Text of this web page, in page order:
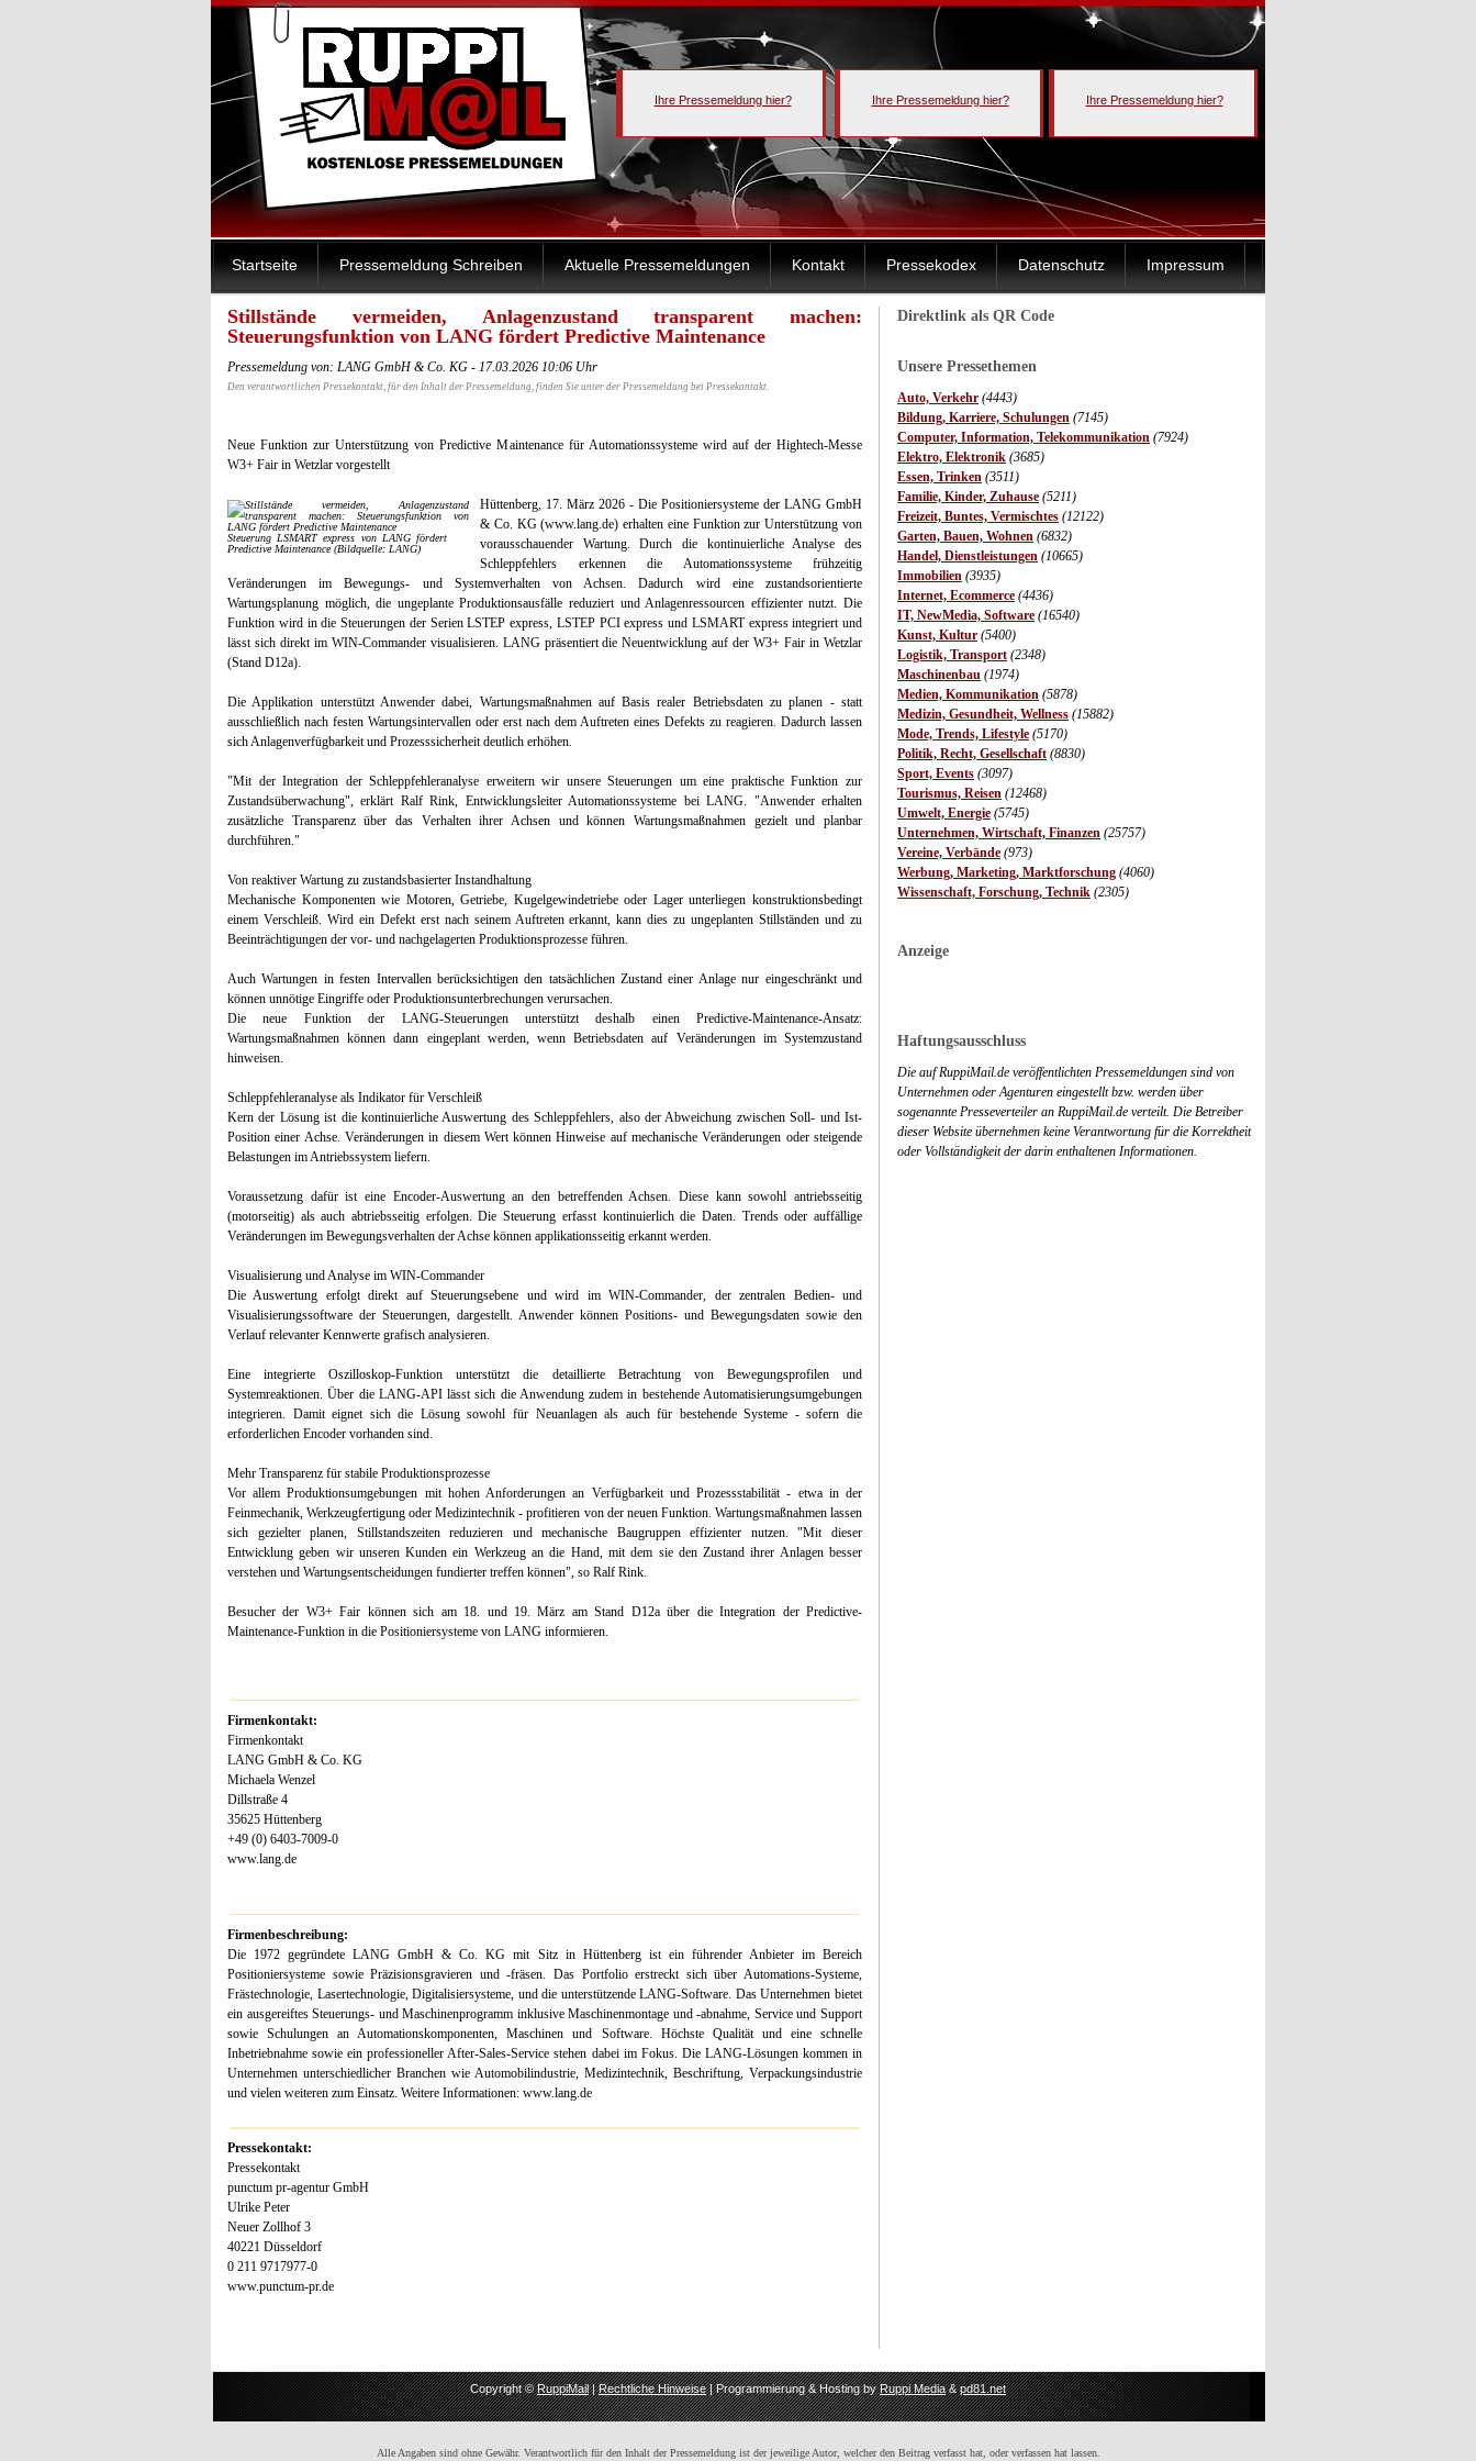
Ihre Pressemeldung hier? Ihre Pressemeldung hier? Ihre Pressemeldung hier?
Startseite Pressemeldung Schreiben Aktuelle Pressemeldungen Kontakt Pressekodex Datenschutz Impressum
Direktlink als QR Code
Unsere Pressethemen
Auto, Verkehr (4443)
Bildung, Karriere, Schulungen (7145)
Computer, Information, Telekommunikation (7924)
Elektro, Elektronik (3685)
Essen, Trinken (3511)
Familie, Kinder, Zuhause (5211)
Freizeit, Buntes, Vermischtes (12122)
Garten, Bauen, Wohnen (6832)
Handel, Dienstleistungen (10665)
Immobilien (3935)
Internet, Ecommerce (4436)
IT, NewMedia, Software (16540)
Kunst, Kultur (5400)
Logistik, Transport (2348)
Maschinenbau (1974)
Medien, Kommunikation (5878)
Medizin, Gesundheit, Wellness (15882)
Mode, Trends, Lifestyle (5170)
Politik, Recht, Gesellschaft (8830)
Sport, Events (3097)
Tourismus, Reisen (12468)
Umwelt, Energie (5745)
Unternehmen, Wirtschaft, Finanzen (25757)
Vereine, Verbände (973)
Werbung, Marketing, Marktforschung (4060)
Wissenschaft, Forschung, Technik (2305)
Anzeige
Haftungsausschluss
Die auf RuppiMail.de veröffentlichten Pressemeldungen sind von
Unternehmen oder Agenturen eingestellt bzw. werden über
sogenannte Presseverteiler an RuppiMail.de verteilt. Die Betreiber
dieser Website übernehmen keine Verantwortung für die Korrektheit
oder Vollständigkeit der darin enthaltenen Informationen.
Stillstände vermeiden, Anlagenzustand transparent machen:
Steuerungsfunktion von LANG fördert Predictive Maintenance
Pressemeldung von: LANG GmbH & Co. KG - 17.03.2026 10:06 Uhr
Den verantwortlichen Pressekontakt, für den Inhalt der Pressemeldung, finden Sie unter der Pressemeldung bei Pressekontakt.
Neue Funktion zur Unterstützung von Predictive Maintenance für Automationssysteme wird auf der Hightech-Messe
W3+ Fair in Wetzlar vorgestellt
Steuerung LSMART express von LANG fördert
Predictive Maintenance (Bildquelle: LANG)
Hüttenberg, 17. März 2026 - Die Positioniersysteme der LANG GmbH
& Co. KG (www.lang.de) erhalten eine Funktion zur Unterstützung von
vorausschauender Wartung. Durch die kontinuierliche Analyse des
Schleppfehlers erkennen die Automationssysteme frühzeitig
Veränderungen im Bewegungs- und Systemverhalten von Achsen. Dadurch wird eine zustandsorientierte
Wartungsplanung möglich, die ungeplante Produktionsausfälle reduziert und Anlagenressourcen effizienter nutzt. Die
Funktion wird in die Steuerungen der Serien LSTEP express, LSTEP PCI express und LSMART express integriert und
lässt sich direkt im WIN-Commander visualisieren. LANG präsentiert die Neuentwicklung auf der W3+ Fair in Wetzlar
(Stand D12a).
Die Applikation unterstützt Anwender dabei, Wartungsmaßnahmen auf Basis realer Betriebsdaten zu planen - statt
ausschließlich nach festen Wartungsintervallen oder erst nach dem Auftreten eines Defekts zu reagieren. Dadurch lassen
sich Anlagenverfügbarkeit und Prozesssicherheit deutlich erhöhen.
"Mit der Integration der Schleppfehleranalyse erweitern wir unsere Steuerungen um eine praktische Funktion zur
Zustandsüberwachung", erklärt Ralf Rink, Entwicklungsleiter Automationssysteme bei LANG. "Anwender erhalten
zusätzliche Transparenz über das Verhalten ihrer Achsen und können Wartungsmaßnahmen gezielt und planbar
durchführen."
Von reaktiver Wartung zu zustandsbasierter Instandhaltung
Mechanische Komponenten wie Motoren, Getriebe, Kugelgewindetriebe oder Lager unterliegen konstruktionsbedingt
einem Verschleiß. Wird ein Defekt erst nach seinem Auftreten erkannt, kann dies zu ungeplanten Stillständen und zu
Beeinträchtigungen der vor- und nachgelagerten Produktionsprozesse führen.
Auch Wartungen in festen Intervallen berücksichtigen den tatsächlichen Zustand einer Anlage nur eingeschränkt und
können unnötige Eingriffe oder Produktionsunterbrechungen verursachen.
Die neue Funktion der LANG-Steuerungen unterstützt deshalb einen Predictive-Maintenance-Ansatz:
Wartungsmaßnahmen können dann eingeplant werden, wenn Betriebsdaten auf Veränderungen im Systemzustand
hinweisen.
Schleppfehleranalyse als Indikator für Verschleiß
Kern der Lösung ist die kontinuierliche Auswertung des Schleppfehlers, also der Abweichung zwischen Soll- und Ist-
Position einer Achse. Veränderungen in diesem Wert können Hinweise auf mechanische Veränderungen oder steigende
Belastungen im Antriebssystem liefern.
Voraussetzung dafür ist eine Encoder-Auswertung an den betreffenden Achsen. Diese kann sowohl antriebsseitig
(motorseitig) als auch abtriebsseitig erfolgen. Die Steuerung erfasst kontinuierlich die Daten. Trends oder auffällige
Veränderungen im Bewegungsverhalten der Achse können applikationsseitig erkannt werden.
Visualisierung und Analyse im WIN-Commander
Die Auswertung erfolgt direkt auf Steuerungsebene und wird im WIN-Commander, der zentralen Bedien- und
Visualisierungssoftware der Steuerungen, dargestellt. Anwender können Positions- und Bewegungsdaten sowie den
Verlauf relevanter Kennwerte grafisch analysieren.
Eine integrierte Oszilloskop-Funktion unterstützt die detaillierte Betrachtung von Bewegungsprofilen und
Systemreaktionen. Über die LANG-API lässt sich die Anwendung zudem in bestehende Automatisierungsumgebungen
integrieren. Damit eignet sich die Lösung sowohl für Neuanlagen als auch für bestehende Systeme - sofern die
erforderlichen Encoder vorhanden sind.
Mehr Transparenz für stabile Produktionsprozesse
Vor allem Produktionsumgebungen mit hohen Anforderungen an Verfügbarkeit und Prozessstabilität - etwa in der
Feinmechanik, Werkzeugfertigung oder Medizintechnik - profitieren von der neuen Funktion. Wartungsmaßnahmen lassen
sich gezielter planen, Stillstandszeiten reduzieren und mechanische Baugruppen effizienter nutzen. "Mit dieser
Entwicklung geben wir unseren Kunden ein Werkzeug an die Hand, mit dem sie den Zustand ihrer Anlagen besser
verstehen und Wartungsentscheidungen fundierter treffen können", so Ralf Rink.
Besucher der W3+ Fair können sich am 18. und 19. März am Stand D12a über die Integration der Predictive-
Maintenance-Funktion in die Positioniersysteme von LANG informieren.
Firmenkontakt:
Firmenkontakt
LANG GmbH & Co. KG
Michaela Wenzel
Dillstraße 4
35625 Hüttenberg
+49 (0) 6403-7009-0
www.lang.de
Firmenbeschreibung:
Die 1972 gegründete LANG GmbH & Co. KG mit Sitz in Hüttenberg ist ein führender Anbieter im Bereich
Positioniersysteme sowie Präzisionsgravieren und -fräsen. Das Portfolio erstreckt sich über Automations-Systeme,
Frästechnologie, Lasertechnologie, Digitalisiersysteme, und die unterstützende LANG-Software. Das Unternehmen bietet
ein ausgereiftes Steuerungs- und Maschinenprogramm inklusive Maschinenmontage und -abnahme, Service und Support
sowie Schulungen an Automationskomponenten, Maschinen und Software. Höchste Qualität und eine schnelle
Inbetriebnahme sowie ein professioneller After-Sales-Service stehen dabei im Fokus. Die LANG-Lösungen kommen in
Unternehmen unterschiedlicher Branchen wie Automobilindustrie, Medizintechnik, Beschriftung, Verpackungsindustrie
und vielen weiteren zum Einsatz. Weitere Informationen: www.lang.de
Pressekontakt:
Pressekontakt
punctum pr-agentur GmbH
Ulrike Peter
Neuer Zollhof 3
40221 Düsseldorf
0 211 9717977-0
www.punctum-pr.de
Copyright ©RuppiMail|Rechtliche Hinweise| Programmierung & Hosting byRuppi Media&pd81.net
Alle Angaben sind ohne Gewähr. Verantwortlich für den Inhalt der Pressemeldung ist der jeweilige Autor, welcher den Beitrag verfasst hat, oder verfassen hat lassen.